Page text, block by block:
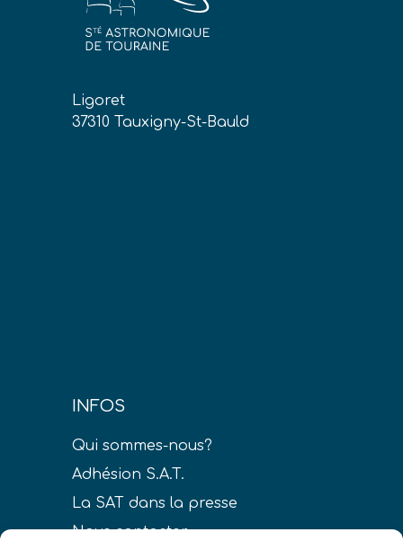
Ligoret
37310 Tauxigny-St-Bauld
INFOS
Qui sommes-nous?
Adhésion S.A.T.
La SAT dans la presse
Nous contacter